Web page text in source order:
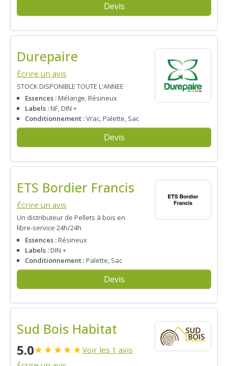
Devis
Durepaire
Écrire un avis
STOCK DISPONIBLE TOUTE L'ANNEE
Essences :Mélange, Résineux
Labels :NF, DIN +
Conditionnement :Vrac, Palette, Sac
Devis
ETS Bordier Francis
Écrire un avis
Un distributeur de Pellets à bois en
libre-service 24h/24h
Essences :Résineux
Labels :DIN +
Conditionnement :Palette, Sac
Devis
Sud Bois Habitat
5.0★★★★★Voir les 1 avis